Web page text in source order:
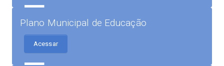
Plano Municipal de Educação
Acessar